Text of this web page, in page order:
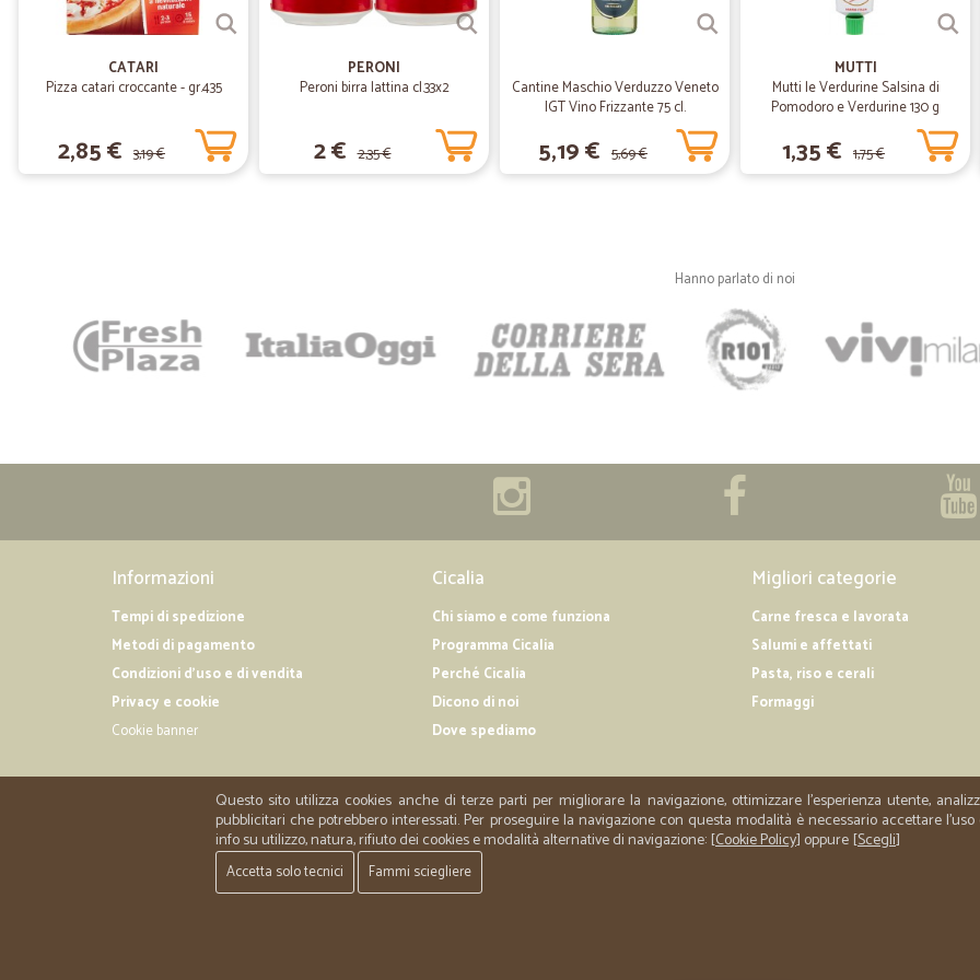
nel sito ho trovato prodotti non
delle 4 è che il pacco mi è
Paolo F.
Quasi tutto ok
Buono, ben confezionato e
CATARI
Pizza catari croccante - gr.435
2,85 € 3,19 €
PERONI
Peroni birra lattina cl.33x2
2 € 2,35 €
Cantine Maschio Verduzzo Veneto
IGT Vino Frizzante 75 cl.
5,19 € 5,69 €
MUTTI
Mutti le Verdurine Salsina di
Pomodoro e Verdurine 130 g
1,35 € 1,75 €
Hanno parlato di noi
Informazioni
Tempi di spedizione
Metodi di pagamento
Condizioni d'uso e di vendita
Privacy e cookie
Cookie banner
Cicalia
Chi siamo e come funziona
Programma Cicalia
Perché Cicalia
Dicono di noi
Dove spediamo
Migliori categorie
Carne fresca e lavorata
Salumi e affettati
Pasta, riso e cerali
Formaggi
Questo sito utilizza cookies anche di terze parti per migliorare la navigazione, ottimizzare l'esperienza utente,
pubblicitari che potrebbero interessati. Per proseguire la navigazione con questa modalità è necessario accettare
info su utilizzo, natura, rifiuto dei cookies e modalità alternative di navigazione: [Cookie Policy] oppure [Scegli]
Accetta solo tecnici Fammi sciegliere